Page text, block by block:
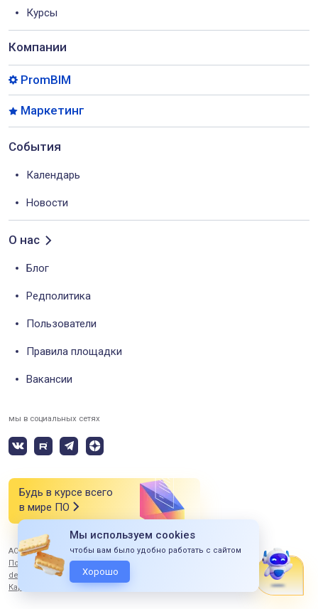
Курсы
Компании
PromBIM
Маркетинг
События
Календарь
Новости
О нас
Блог
Редполитика
Пользователи
Правила площадки
Вакансии
мы в социальных сетях
Будь в курсе всего
в мире ПО
АО «СИЭСДИ» 2026 Все права защищены
Политика конфиденциальности
design by ITERBI
Карта сайта
Мы используем cookies
чтобы вам было удобно работать с сайтом
Хорошо